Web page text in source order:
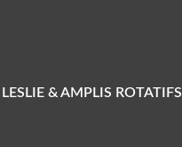
LESLIE & AMPLIS ROTATIFS